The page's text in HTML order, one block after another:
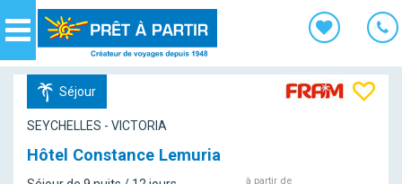
Navigation
Séjour
SEYCHELLES - VICTORIA
Hôtel Constance Lemuria
à partir de
Panneau de gestion des cookies